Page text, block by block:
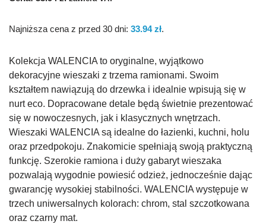
Najniższa cena z przed 30 dni: 33.94zł.
Kolekcja WALENCIA to oryginalne, wyjątkowo
dekoracyjne wieszaki z trzema ramionami. Swoim
kształtem nawiązują do drzewka i idealnie wpisują się w
nurt eco. Dopracowane detale będą świetnie prezentować
się w nowoczesnych, jak i klasycznych wnętrzach.
Wieszaki WALENCIA są idealne do łazienki, kuchni, holu
oraz przedpokoju. Znakomicie spełniają swoją praktyczną
funkcję. Szerokie ramiona i duży gabaryt wieszaka
pozwalają wygodnie powiesić odzież, jednocześnie dając
gwarancję wysokiej stabilności. WALENCIA występuje w
trzech uniwersalnych kolorach: chrom, stal szczotkowana
oraz czarny mat.